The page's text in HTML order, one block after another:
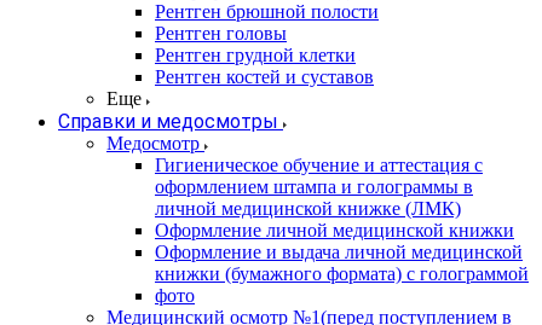
Рентген брюшной полости
Рентген головы
Рентген грудной клетки
Рентген костей и суставов
Еще
Справки и медосмотры
Медосмотр
Гигиеническое обучение и аттестация с
оформлением штампа и голограммы в
личной медицинской книжке (ЛМК)
Оформление личной медицинской книжки
Оформление и выдача личной медицинской
книжки (бумажного формата) с голограммой
фото
Медицинский осмотр №1(перед поступлением в